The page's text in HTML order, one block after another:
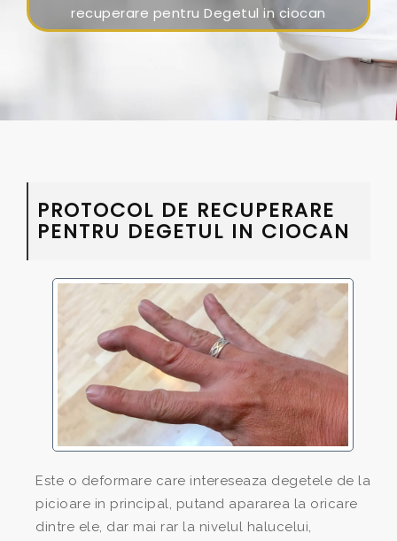
recuperare pentru Degetul in ciocan
PROTOCOL DE RECUPERARE
PENTRU DEGETUL IN CIOCAN
Este o deformare care intereseaza degetele de la
picioare in principal, putand apararea la oricare
dintre ele, dar mai rar la nivelul halucelui,